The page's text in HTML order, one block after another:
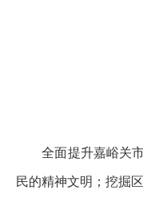
全面提升嘉峪关
民的精神文明；挖掘